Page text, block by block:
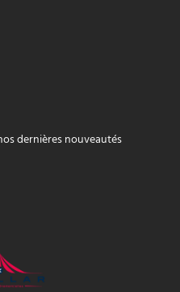
dernières nouveautés